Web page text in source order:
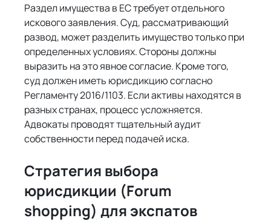
Раздел имущества в ЕС требует отдельного
искового заявления. Суд, рассматривающий
развод, может разделить имущество только при
определенных условиях. Стороны должны
выразить на это явное согласие. Кроме того,
суд должен иметь юрисдикцию согласно
Регламенту 2016/1103. Если активы находятся в
разных странах, процесс усложняется.
Адвокаты проводят тщательный аудит
собственности перед подачей иска.
Стратегия выбора
юрисдикции (Forum
shopping) для экспатов